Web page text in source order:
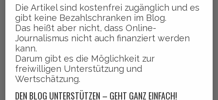
Die Artikel sind kostenfrei zugänglich und es
gibt keine Bezahlschranken im Blog.
Das heißt aber nicht, dass Online-
Journalismus nicht auch finanziert werden
kann.
Darum gibt es die Möglichkeit zur
freiwilligen Unterstützung und
Wertschätzung.
DEN BLOG UNTERSTÜTZEN – GEHT GANZ EINFACH!